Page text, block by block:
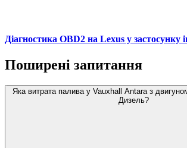
Діагностика OBD2 на Lexus у застосунку
Поширені запитання
Яка витрата палива у Vauxhall Antara з
Дизель?